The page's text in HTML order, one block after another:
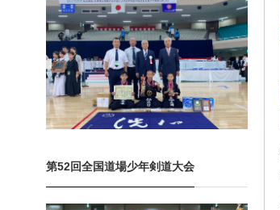
第52回全国道場少年剣道大会